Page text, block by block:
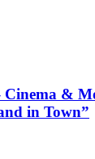
&
in Town”